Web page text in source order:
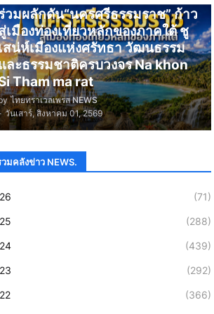
วมผลักดัน“นครศรีธรรมราช” ก้าว
เมืองท่องเที่ยวหลักของภาคใต้ ชู
สน่ห์เมืองแห่งศรัทธา วัฒนธรรม
ละธรรมชาติครบวงจร Na khon
Tham ma rat
ไทยทราเวลเพรส NEWS
วันเสาร์, สิงหาคม 01, 2569
วมคลังข่าว NEWS.
(71)
(288)
(439)
(292)
(366)